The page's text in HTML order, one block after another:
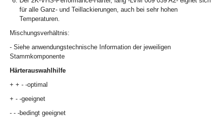
für alle Ganz- und Teillackierungen, auch bei sehr hohen
Temperaturen.
Mischungsverhältnis:
- Siehe anwendungstechnische Information der jeweiligen
Stammkomponente
Härterauswahlhilfe
+ + - -optimal
+ - -geeignet
- - -bedingt geeignet